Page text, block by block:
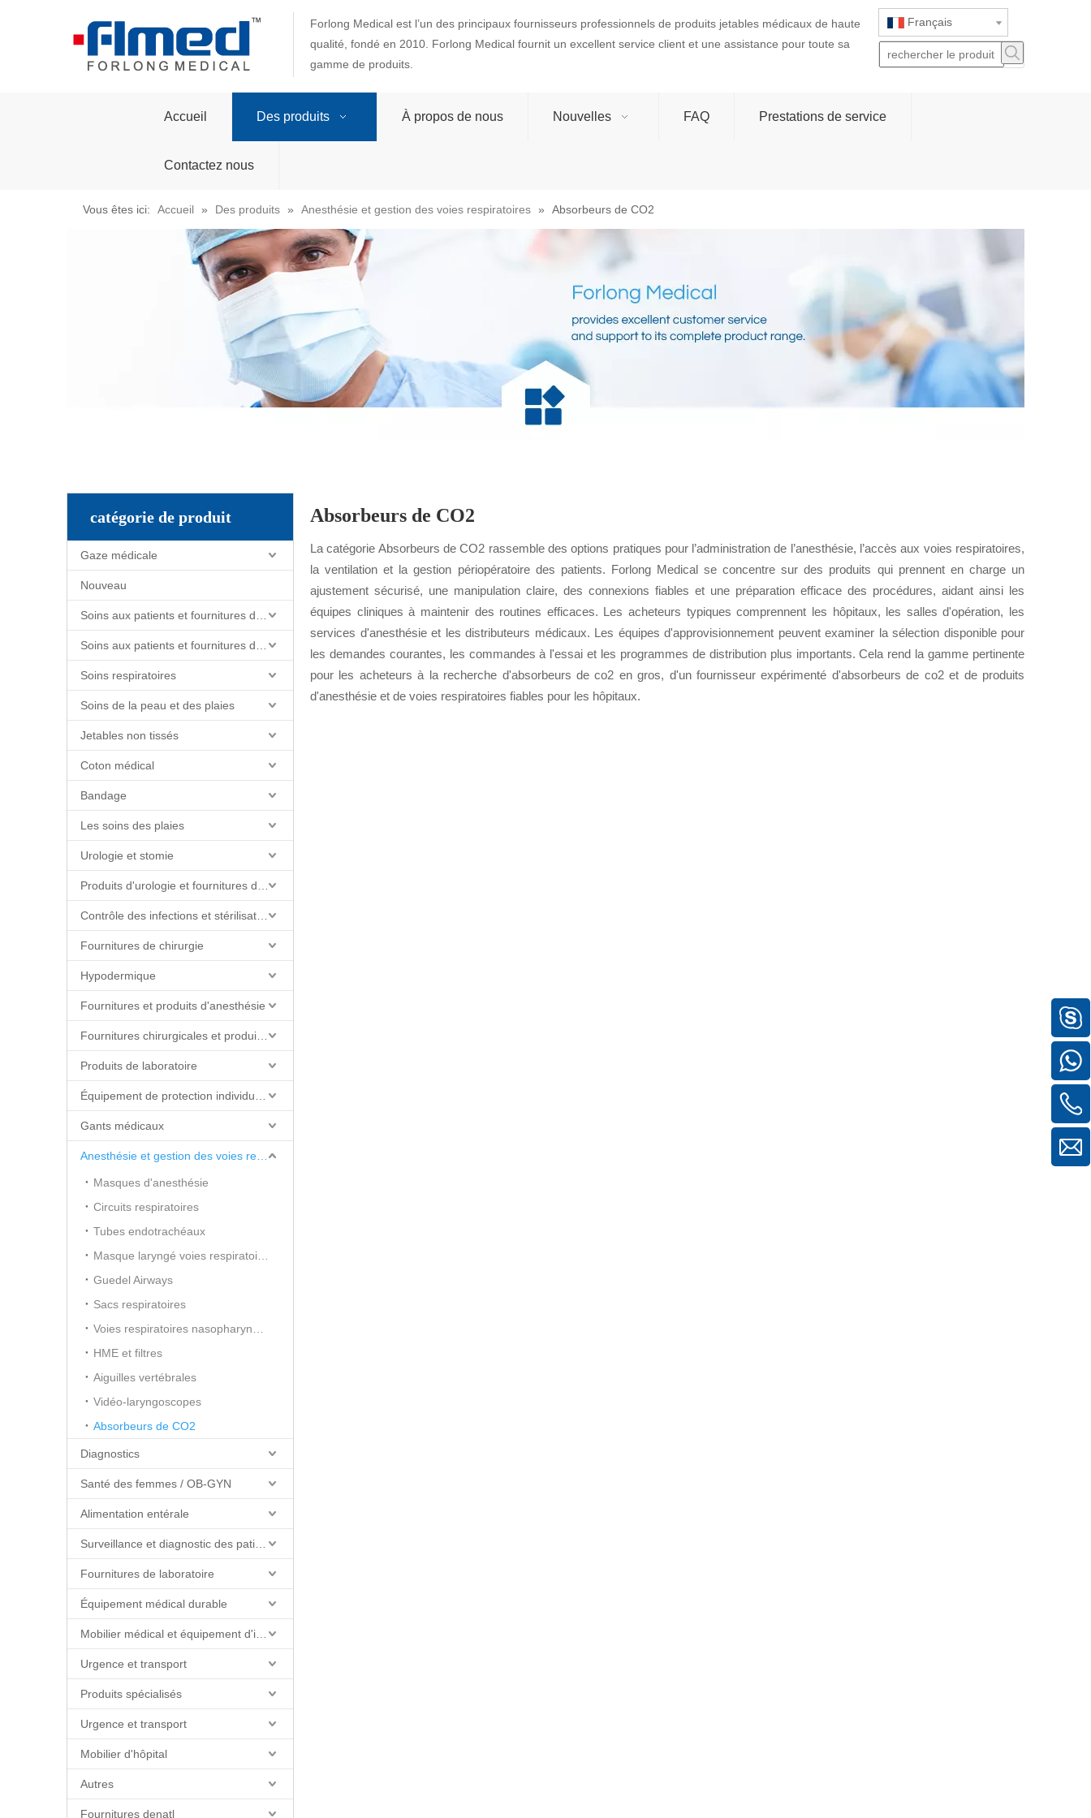
Forlong Medical est l’un des principaux fournisseurs professionnels de produits jetables médicaux de haute
qualité, fondé en 2010. Forlong Medical fournit un excellent service client et une assistance pour toute sa
gamme de produits.
Français
Accueil Des produits À propos de nous Nouvelles FAQ Prestations de service
Contactez nous
Vous êtes ici: Accueil » Des produits » Anesthésie et gestion des voies respiratoires » Absorbeurs de CO2
catégorie de produit
Gaze médicale
Nouveau
Soins respiratoires
Soins de la peau et des plaies
Jetables non tissés
Coton médical
Bandage
Les soins des plaies
Urologie et stomie
Fournitures de chirurgie
Hypodermique
Fournitures et produits d'anesthésie
Produits de laboratoire
Gants médicaux
Masques d'anesthésie
Circuits respiratoires
Tubes endotrachéaux
Guedel Airways
Sacs respiratoires
HME et filtres
Aiguilles vertébrales
Vidéo-laryngoscopes
Absorbeurs de CO2
Diagnostics
Santé des femmes / OB-GYN
Alimentation entérale
Fournitures de laboratoire
Équipement médical durable
Urgence et transport
Produits spécialisés
Urgence et transport
Mobilier d'hôpital
Autres
Fournitures denatl
Absorbeurs de CO2
La catégorie Absorbeurs de CO2 rassemble des options pratiques pour l’administration de l’anesthésie, l’accès aux voies respiratoires,
la ventilation et la gestion périopératoire des patients. Forlong Medical se concentre sur des produits qui prennent en charge un
ajustement sécurisé, une manipulation claire, des connexions fiables et une préparation efficace des procédures, aidant ainsi les
équipes cliniques à maintenir des routines efficaces. Les acheteurs typiques comprennent les hôpitaux, les salles d'opération, les
services d'anesthésie et les distributeurs médicaux. Les équipes d'approvisionnement peuvent examiner la sélection disponible pour
les demandes courantes, les commandes à l'essai et les programmes de distribution plus importants. Cela rend la gamme pertinente
pour les acheteurs à la recherche d'absorbeurs de co2 en gros, d'un fournisseur expérimenté d'absorbeurs de co2 et de produits
d'anesthésie et de voies respiratoires fiables pour les hôpitaux.